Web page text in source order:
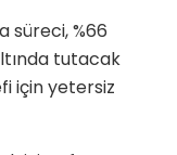
süreci, %66
tutacak
için yetersiz